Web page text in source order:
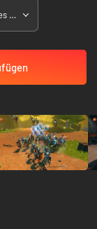
Xbox One - kompatibel mit Xbox Series X|S